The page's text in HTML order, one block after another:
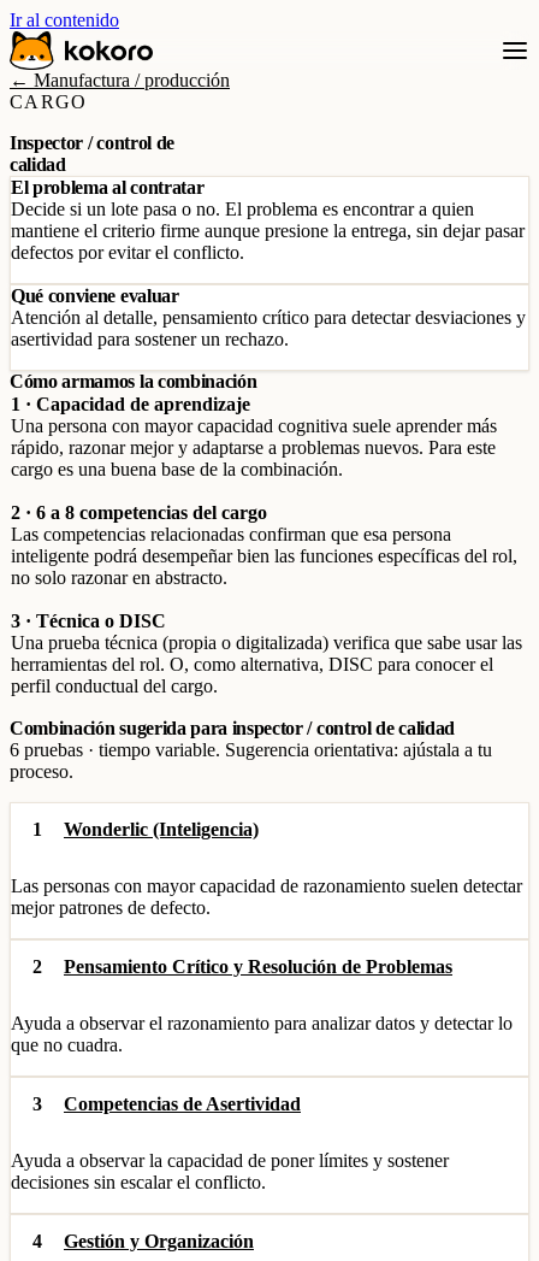
Ir al contenido
← Manufactura / producción
CARGO
Inspector / control de
calidad
El problema al contratar
Decide si un lote pasa o no. El problema es encontrar a quien
mantiene el criterio firme aunque presione la entrega, sin dejar pasar
defectos por evitar el conflicto.
Qué conviene evaluar
Atención al detalle, pensamiento crítico para detectar desviaciones y
asertividad para sostener un rechazo.
Cómo armamos la combinación
1 · Capacidad de aprendizaje
Una persona con mayor capacidad cognitiva suele aprender más
rápido, razonar mejor y adaptarse a problemas nuevos. Para este
cargo es una buena base de la combinación.
2 · 6 a 8 competencias del cargo
Las competencias relacionadas confirman que esa persona
inteligente podrá desempeñar bien las funciones específicas del rol,
no solo razonar en abstracto.
3 · Técnica o DISC
Una prueba técnica (propia o digitalizada) verifica que sabe usar las
herramientas del rol. O, como alternativa, DISC para conocer el
perfil conductual del cargo.
Combinación sugerida para inspector / control de calidad
6 pruebas · tiempo variable. Sugerencia orientativa: ajústala a tu
proceso.
1 Wonderlic (Inteligencia)
Las personas con mayor capacidad de razonamiento suelen detectar
mejor patrones de defecto.
2 Pensamiento Crítico y Resolución de Problemas
Ayuda a observar el razonamiento para analizar datos y detectar lo
que no cuadra.
3 Competencias de Asertividad
Ayuda a observar la capacidad de poner límites y sostener
decisiones sin escalar el conflicto.
4 Gestión y Organización